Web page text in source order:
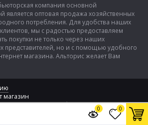
0
0
компания основной
является оптовая продажа хозяйственных
потребления. Для удобства наших
мы с радостью предоставляем
покупки не только через наших
представителей, но и с помощью удобного
магазина. Альторис желает Вам
магазин
товары и бытовая техника